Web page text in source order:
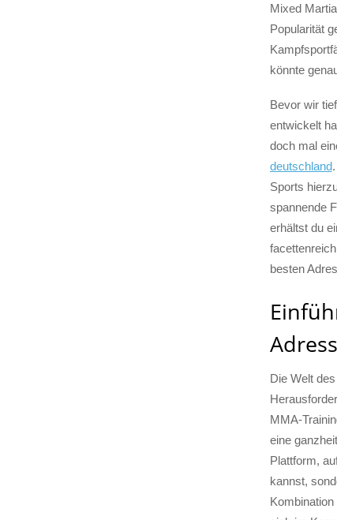
Mixed
Popularität
könnte
Bevor wir
entwickelt
doch mal
deutschland
Sports
spannende
erhältst du
besten
Die Welt
MMA-
eine
Plattform,
kannst,